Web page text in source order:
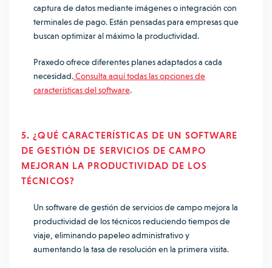
captura de datos mediante imágenes o integración con
terminales de pago. Están pensadas para empresas que
buscan optimizar al máximo la productividad.
Praxedo ofrece diferentes planes adaptados a cada
necesidad.Consulta aquí todas las opciones de
características del software.
5. ¿QUÉ CARACTERÍSTICAS DE UN SOFTWARE
DE GESTIÓN DE SERVICIOS DE CAMPO
MEJORAN LA PRODUCTIVIDAD DE LOS
TÉCNICOS?
Un software de gestión de servicios de campo mejora la
productividad de los técnicos reduciendo tiempos de
viaje, eliminando papeleo administrativo y
aumentando la tasa de resolución en la primera visita.